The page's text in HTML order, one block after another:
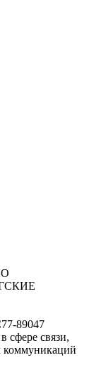
89047
сфере связи,
коммуникаций